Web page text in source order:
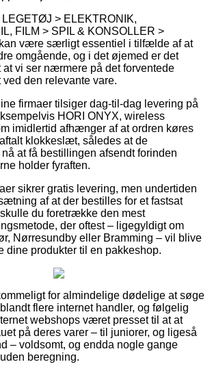
LEGETØJ > ELEKTRONIK,
FILM > SPIL & KONSOLLER >
være særligt essentiel i tilfælde af at
omgående, og i det øjemed er det
vi ser nærmere på det forventede
ved den relevante vare.
firmaer tilsiger dag-til-dag levering på
HORI ONYX, wireless
imidlertid afhænger af at ordren køres
klokkeslæt, således at de
at få bestillingen afsendt forinden
holder fyraften.
sikrer gratis levering, men undertiden
af at der bestilles for et fastsat
du foretrække den mest
der oftest – ligegyldigt om
Nørresundby eller Bramming – vil blive
dine produkter til en pakkeshop.
for almindelige dødelige at søge
flere internet handler, og følgelig
webshops været presset til at at
på deres varer – til juniorer, og ligeså
– voldsomt, og endda nogle gange
beregning.